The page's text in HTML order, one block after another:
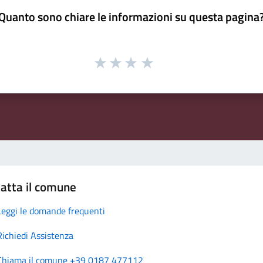
sono chiare le informazioni su questa
il comune
le domande frequenti
Assistenza
il comune +39 0187 477112